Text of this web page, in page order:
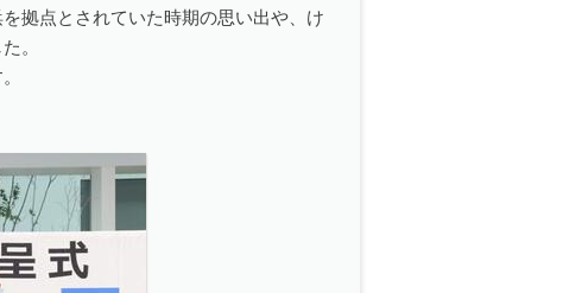
拠点とされていた時期の思い出や、け
。